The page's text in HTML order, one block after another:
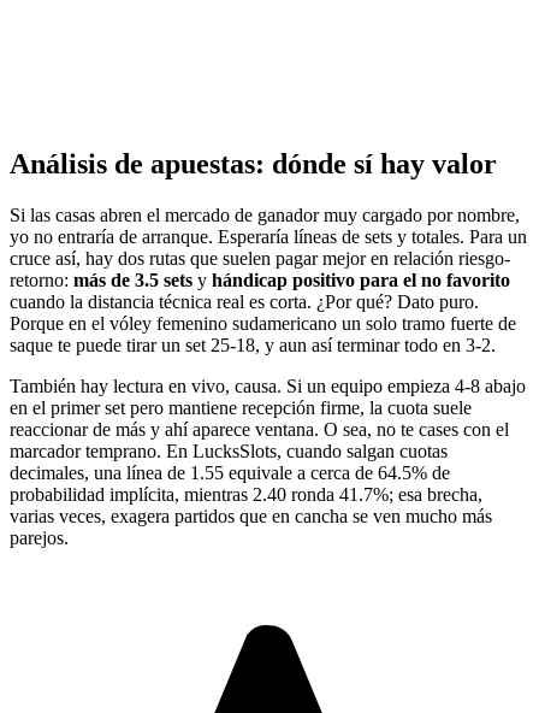
Análisis de apuestas: dónde sí hay valor
Si las casas abren el mercado de ganador muy cargado por nombre,
yo no entraría de arranque. Esperaría líneas de sets y totales. Para un
cruce así, hay dos rutas que suelen pagar mejor en relación riesgo-
retorno: más de 3.5 sets y hándicap positivo para el no favorito
cuando la distancia técnica real es corta. ¿Por qué? Dato puro.
Porque en el vóley femenino sudamericano un solo tramo fuerte de
saque te puede tirar un set 25-18, y aun así terminar todo en 3-2.
También hay lectura en vivo, causa. Si un equipo empieza 4-8 abajo
en el primer set pero mantiene recepción firme, la cuota suele
reaccionar de más y ahí aparece ventana. O sea, no te cases con el
marcador temprano. En LucksSlots, cuando salgan cuotas
decimales, una línea de 1.55 equivale a cerca de 64.5% de
probabilidad implícita, mientras 2.40 ronda 41.7%; esa brecha,
varias veces, exagera partidos que en cancha se ven mucho más
parejos.